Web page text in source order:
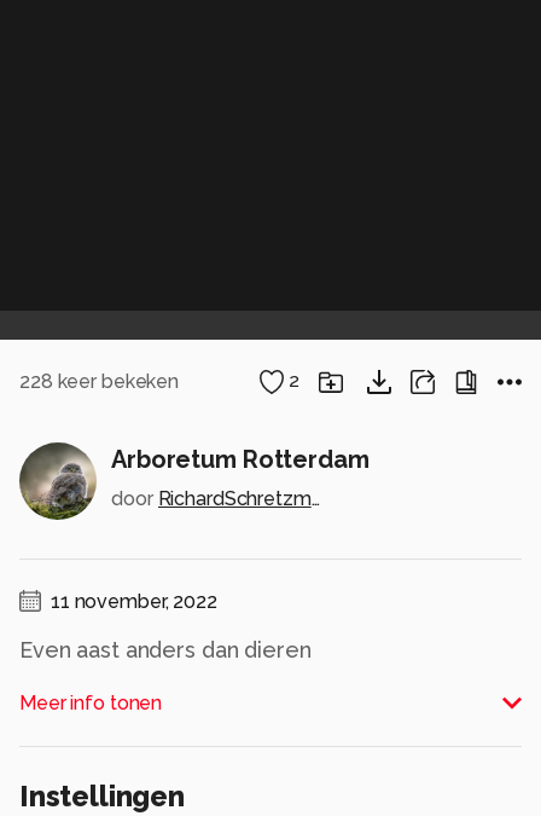
228 keer bekeken 2
Arboretum Rotterdam
door RichardSchretzmeijer
11 november, 2022
Even aast anders dan dieren
Alle rechten voorbehouden
Meer info tonen
Instellingen